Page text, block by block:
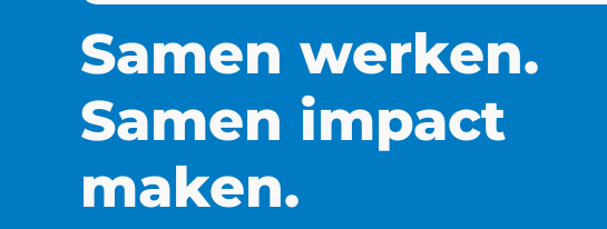
Samen werken.
Samen impact
maken.